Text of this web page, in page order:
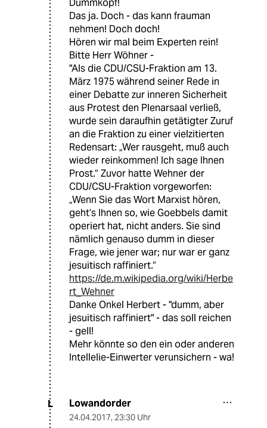
Dummkopf!
Das ja. Doch - das kann frauman
nehmen! Doch doch!
Hören wir mal beim Experten rein!
Bitte Herr Wöhner -
"Als die CDU/CSU-Fraktion am 13.
März 1975 während seiner Rede in
einer Debatte zur inneren Sicherheit
aus Protest den Plenarsaal verließ,
wurde sein daraufhin getätigter Zuruf
an die Fraktion zu einer vielzitierten
Redensart: „Wer rausgeht, muß auch
wieder reinkommen! Ich sage Ihnen
Prost.“ Zuvor hatte Wehner der
CDU/CSU-Fraktion vorgeworfen:
„Wenn Sie das Wort Marxist hören,
geht’s Ihnen so, wie Goebbels damit
operiert hat, nicht anders. Sie sind
nämlich genauso dumm in dieser
Frage, wie jener war; nur war er ganz
jesuitisch raffiniert.“
https://de.m.wikipedia.org/wiki/Herbe
rt_Wehner
Danke Onkel Herbert - "dumm, aber
jesuitisch raffiniert" - das soll reichen
- gell!
Mehr könnte so den ein oder anderen
Intellelie-Einwerter verunsichern - wa!
L Lowandorder
24.04.2017, 23:30 Uhr